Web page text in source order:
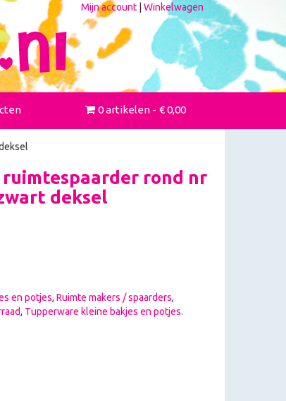
Mijn account Winkelwagen
0 artikelen € 0,00
rond nr
deksel
en potjes, Ruimte makers / spaarders,
, Tupperware kleine bakjes en potjes.